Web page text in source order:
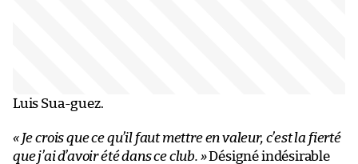
Luis Sua-guez.
« Je crois que ce qu’il faut mettre en valeur, c’est la fierté
que j’ai d’avoir été dans ce club. »Désigné indésirable